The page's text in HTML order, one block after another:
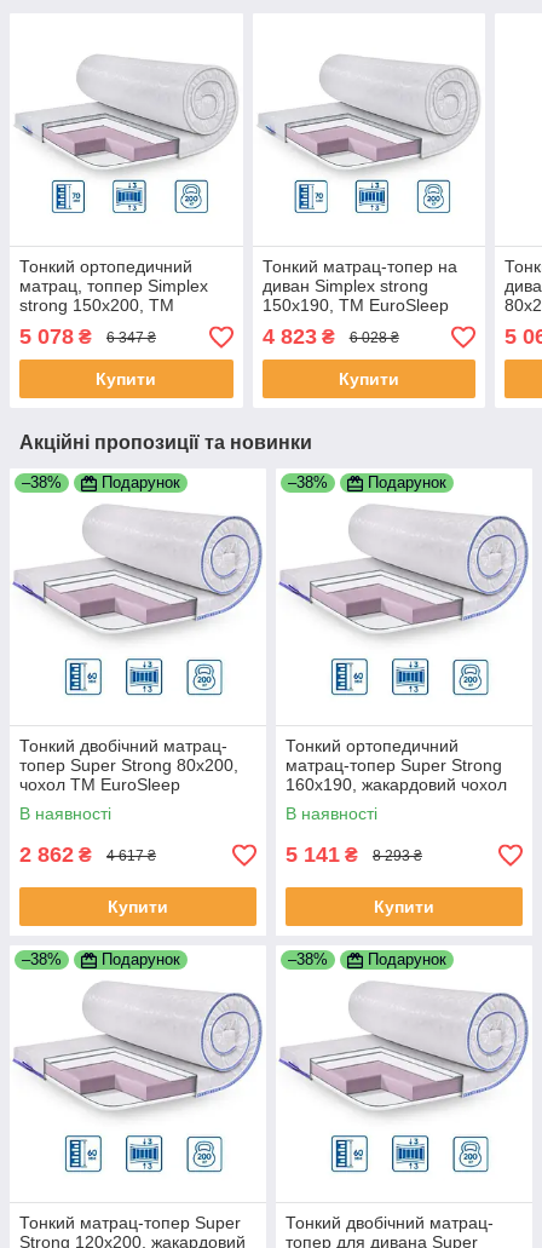
Тонкий ортопедичний
матрац, топпер Simplex
strong 150х200, TM
EuroSleep
5 078 ₴ 6 347 ₴
Купити
Тонкий матрац-топер на
диван Simplex strong
150х190, TM EuroSleep
жакардовий чохол
4 823₴ 6 028 ₴
Купити
5
Акційні пропозиції та новинки
–38% Подарунок
Тонкий двобічний матрац-
топер Super Strong 80x200,
чохол ТМ EuroSleep
В наявності
2 862 ₴ 4 617 ₴
Купити
–38% Подарунок
Тонкий ортопедичний
матрац-топер Super Strong
160x190, жакардовий чохол
EuroSleep
В наявності
5 141 ₴ 8 293 ₴
Купити
–38% Подарунок
Тонкий матрац-топер Super
Strong 120x200, жакардовий
–38% Подарунок
Тонкий двобічний матрац-
топер для дивана Super